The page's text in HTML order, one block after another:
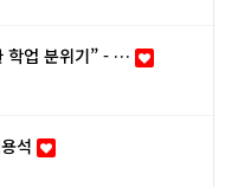
학업 분위기” - …
석